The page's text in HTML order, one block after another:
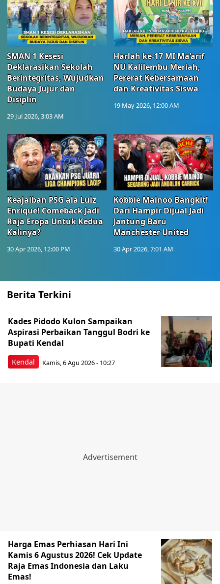
SMAN 1 Kesesi
Deklarasikan Sekolah
Berintegritas, Wujudkan
Budaya Jujur dan
Disiplin
29 Jul 2026, 3:03 AM
Harlah ke-17 MI Ma’arif
NU Kalilembu Meriah,
Pererat Kebersamaan
dan Kreativitas Siswa
19 May 2026, 12:00 AM
Keajaiban PSG ala Luiz
Enrique! Comeback Jadi
Raja Eropa Untuk Kedua
Kalinya?
30 Apr 2026, 12:00 PM
Kobbie Mainoo Bangkit!
Dari Hampir Dijual Jadi
Jantung Baru
Manchester United
30 Apr 2026, 7:01 AM
Berita Terkini
Kendal
Kades Pidodo Kulon Sampaikan
Aspirasi Perbaikan Tanggul Bodri ke
Bupati Kendal
Kamis, 6 Agu 2026 - 10:27
Harga Emas Perhiasan Hari Ini
Kamis 6 Agustus 2026! Cek Update
Raja Emas Indonesia dan Laku
Emas!